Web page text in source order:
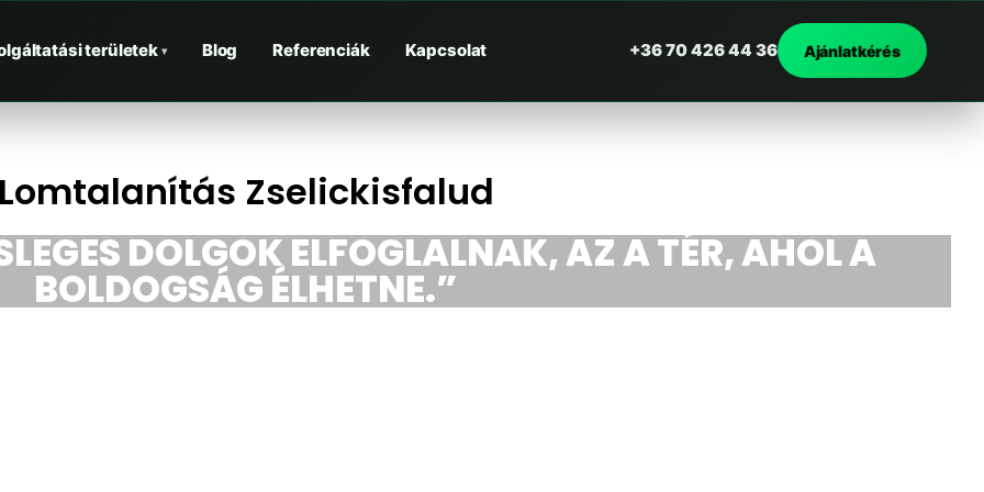
területek ▾ Blog Referenciák Kapcsolat +36 70 426 44 36 Ajánlatkérés
Zselickisfalud
DOLGOK ELFOGLALNAK, AZ A TÉR, AHOL A
BOLDOGSÁG ÉLHETNE.”